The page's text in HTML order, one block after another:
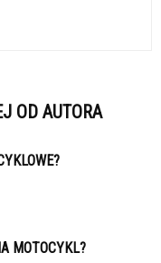
OD AUTORA
MOTOCYKL?